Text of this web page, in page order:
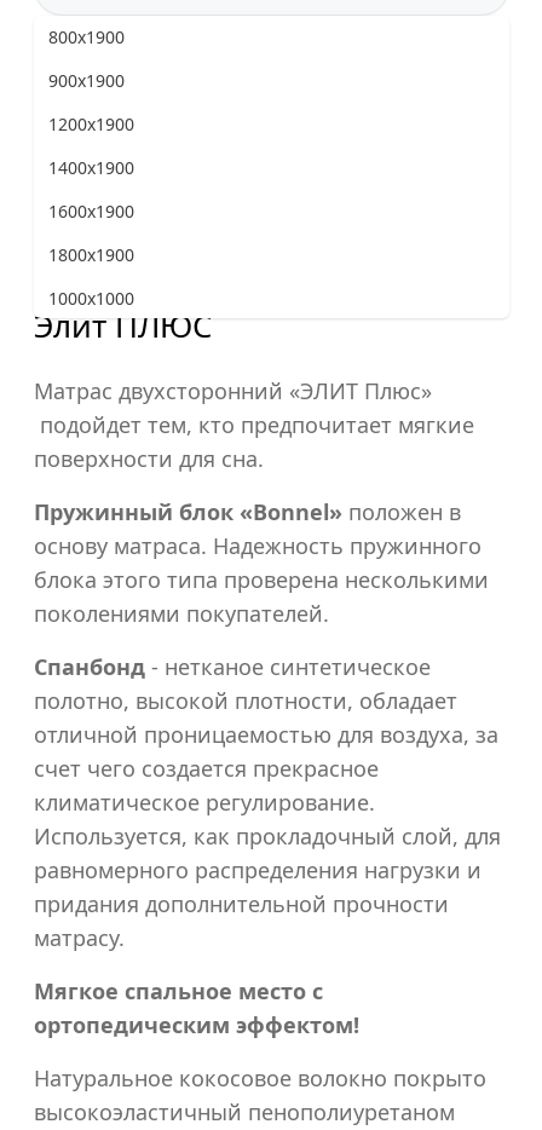
800x1900
900x1900
1200x1900
1400x1900
1600x1900
1800x1900
1000x1000
800x2000
900x2000
1200x2000
1400x2000
1600x2000
1800x2000
Элит ПЛЮС
Матрас двухсторонний «ЭЛИТ Плюс»
подойдет тем, кто предпочитает мягкие
поверхности для сна.
Пружинный блок «Bonnel» положен в
основу матраса. Надежность пружинного
блока этого типа проверена несколькими
поколениями покупателей.
Спанбонд- нетканое синтетическое
полотно, высокой плотности, обладает
отличной проницаемостью для воздуха, за
счет чего создается прекрасное
климатическое регулирование.
Используется, как прокладочный слой, для
равномерного распределения нагрузки и
придания дополнительной прочности
матрасу.
Мягкое спальное место с
ортопедическим эффектом!
Натуральное кокосовое волокно покрыто
высокоэластичный пенополиуретаном